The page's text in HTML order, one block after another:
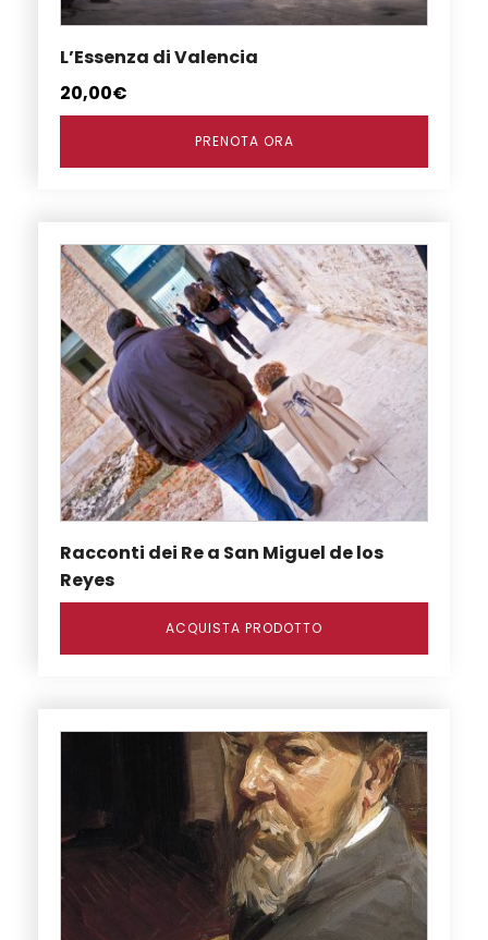
L’Essenza di Valencia
20,00€
PRENOTA ORA
Racconti dei Re a San Miguel de los
Reyes
ACQUISTA PRODOTTO